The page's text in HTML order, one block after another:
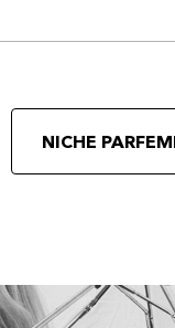
NICHE